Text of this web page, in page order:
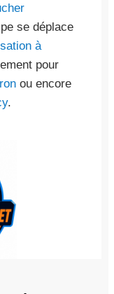
se déplace
à
pour
ou encore
.